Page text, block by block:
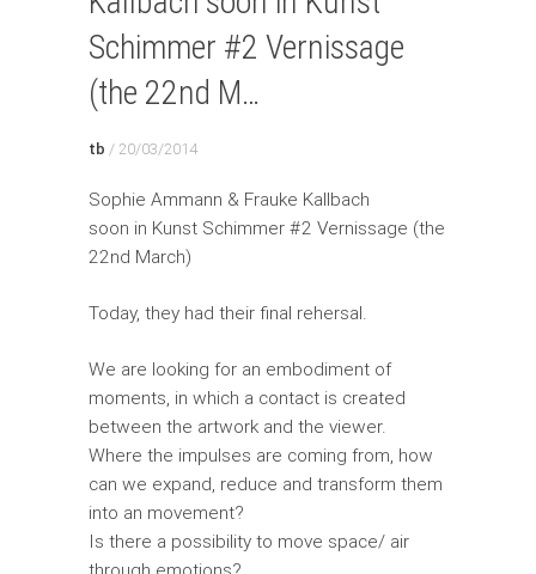
Schimmer #2 Vernissage
(the 22nd M…
tb / 20/03/2014
Sophie Ammann & Frauke Kallbach
soon in Kunst Schimmer #2 Vernissage (the
22nd March)
Today, they had their final rehersal.
We are looking for an embodiment of
moments, in which a contact is created
between the artwork and the viewer.
Where the impulses are coming from, how
can we expand, reduce and transform them
into an movement?
Is there a possibility to move space/ air
through emotions?